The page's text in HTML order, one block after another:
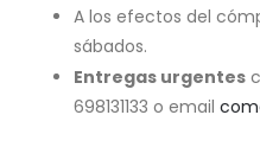
A los efectos del
sábados.
Entregas urgentes
698131133 o email